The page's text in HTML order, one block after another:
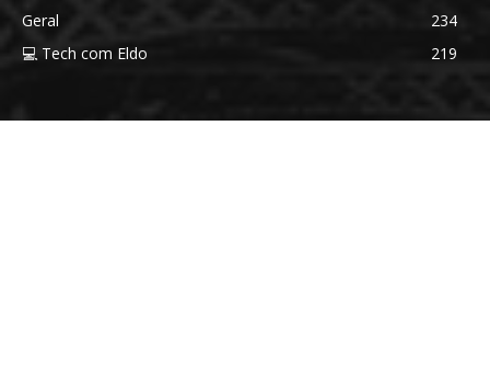
Geral
234
💻 Tech com Eldo
219